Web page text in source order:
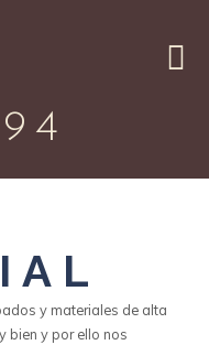
y materiales de alta
bien y por ello nos